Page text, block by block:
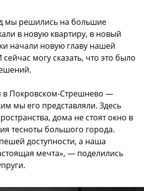
мы решились на большие
в новую квартиру, в новый
начали новую главу нашей
могу сказать, что это было
Покровском-Стрешнево —
мы его представляли. Здесь
дома не стоят окно в
тесноты большого города.
доступности, а наша
мечта», — поделились